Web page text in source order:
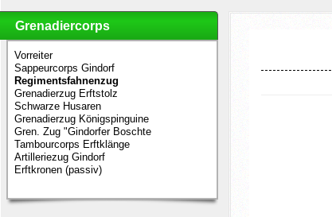
Grenadiercorps
Vorreiter
Sappeurcorps Gindorf
Regimentsfahnenzug
Grenadierzug Erftstolz
Schwarze Husaren
Grenadierzug Königspinguine
Gren. Zug "Gindorfer Boschte
Tambourcorps Erftklänge
Artilleriezug Gindorf
Erftkronen (passiv)